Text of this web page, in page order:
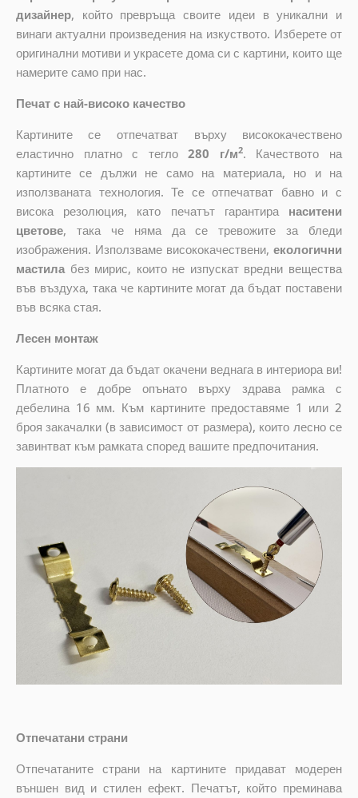
дизайнер, койтопревръща своите идеи в уникални и
винаги актуални произведения на изкуството. Изберете от
оригинални мотиви и украсете дома си с картини, които ще
намерите само при нас.
Печат с най-високо качество
Картините се отпечатват върху висококачествено
еластично платно с тегло280 г/м2. Качеството на
картините се дължи не само на материала, но и на
използваната технология. Те се отпечатват бавно и с
висока резолюция, като печатът гарантира наситени
цветове, така че няма да се тревожите за бледи
изображения. Използваме висококачествени,екологични
мастилабез мирис, които не изпускат вредни вещества
във въздуха, така че картините могат да бъдат поставени
във всяка стая.
Лесен монтаж
Картините могат да бъдат окачени веднага в интериора ви!
Платното е добре опънато върху здрава рамка с
дебелина 16 мм. Към картините предоставяме 1 или 2
броя закачалки (в зависимост от размера), които лесно се
завинтват към рамката според вашите предпочитания.
Отпечатани страни
Отпечатаните страни на картините придават модерен
външен вид и стилен ефект. Печатът, който преминава